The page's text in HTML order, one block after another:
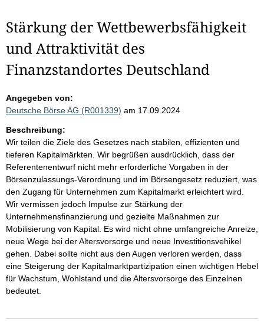
Stärkung der Wettbewerbsfähigkeit
und Attraktivität des
Finanzstandortes Deutschland
Angegeben von:
Deutsche Börse AG (R001339) am 17.09.2024
Beschreibung:
Wir teilen die Ziele des Gesetzes nach stabilen, effizienten und
tieferen Kapitalmärkten. Wir begrüßen ausdrücklich, dass der
Referentenentwurf nicht mehr erforderliche Vorgaben in der
Börsenzulassungs-Verordnung und im Börsengesetz reduziert, was
den Zugang für Unternehmen zum Kapitalmarkt erleichtert wird.
Wir vermissen jedoch Impulse zur Stärkung der
Unternehmensfinanzierung und gezielte Maßnahmen zur
Mobilisierung von Kapital. Es wird nicht ohne umfangreiche Anreize,
neue Wege bei der Altersvorsorge und neue Investitionsvehikel
gehen. Dabei sollte nicht aus den Augen verloren werden, dass
eine Steigerung der Kapitalmarktpartizipation einen wichtigen Hebel
für Wachstum, Wohlstand und die Altersvorsorge des Einzelnen
bedeutet.